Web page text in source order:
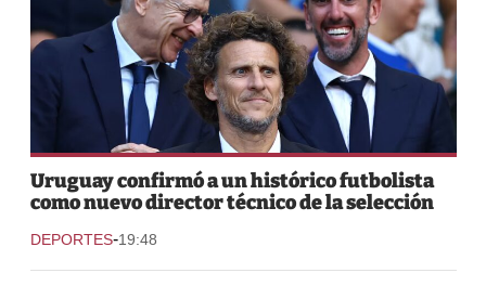
Uruguay confirmó a un histórico futbolista
como nuevo director técnico de la selección
DEPORTES-19:48